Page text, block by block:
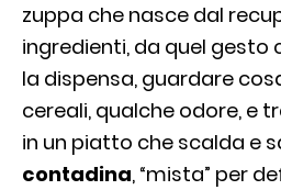
zuppa che nasce dal
ingredienti, da quel gesto
la dispensa, guardare
cereali, qualche odore, e
in un piatto che scalda e
contadina, “mista” per